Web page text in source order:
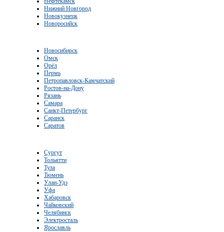
Нижний Новгород
Новокузнецк
Новоросийск
Новосибирск
Омск
Орёл
Пермь
Петропавловск-Камчатский
Ростов-на-Дону
Рязань
Самара
Санкт-Петербург
Саранск
Саратов
Сургут
Тольятти
Тула
Тюмень
Улан-Удэ
Уфа
Хабаровск
Чайковский
Челябинск
Электросталь
Ярославль